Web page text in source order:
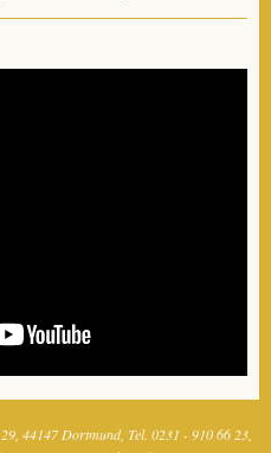
44147 Dortmund Tel. 0231 - 910 66 23